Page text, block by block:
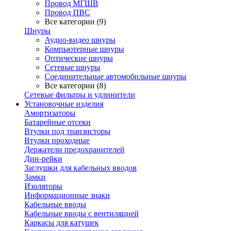
Провод МГШВ
Провод ПВС
Все категории (9)
Шнуры
Аудио-видео шнуры
Компьютерные шнуры
Оптические шнуры
Сетевые шнуры
Соединительные автомобильные шнуры
Все категории (8)
Сетевые фильтры и удлинители
Установочные изделия
Амортизаторы
Батарейные отсеки
Втулки под транзисторы
Втулки проходные
Держатели предохранителей
Дин-рейки
Заглушки для кабельных вводов
Замки
Изоляторы
Информационные знаки
Кабельные вводы
Кабельные вводы с вентиляцией
Каркасы для катушек